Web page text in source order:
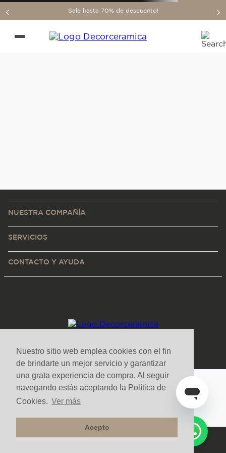
Nuestro sitio web emplea cookies con el fin
de brindarte un mejor servicio y garantizar
una grata experiencia de compra. Al seguir
navegando estás aceptando la Política de
Cookies. Ver más
Acepto
Sale hasta 70% de descuento!
NUESTRA COMPAÑÍA
SERVICIOS
CONTACTO Y AYUDA
Medios de pago y sitio seguro